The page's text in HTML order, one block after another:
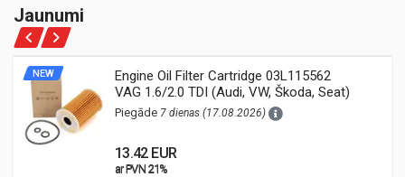
Jaunumi
NEW
Engine Oil Filter Cartridge 03L115562
VAG 1.6/2.0 TDI (Audi, VW, Škoda, Seat)
Piegāde 7 dienas (17.08.2026)
13.42 EUR
ar PVN 21%
ar PVN 21%